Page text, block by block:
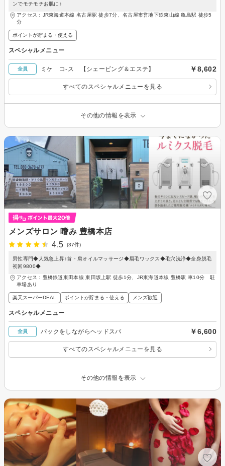
ンでモチモチお肌に♪
アクセス：JR東海道本線 名古屋駅 徒歩7分、名古屋市営地下鉄東山線 亀島駅 徒歩5
分
ポイントが貯まる・使える
スペシャルメニュー
全員 ミケ コ-ス 【シェービング＆エステ】 ￥8,602
すべてのスペシャルメニューを見る
その他の情報を表示
メンズサロン 嗜み 豊橋本店
4.5
(37件)
男性専門◆人気急上昇♪首・肩オイルマッサージ◆眉毛ワックス◆毛穴洗浄◆全身脱毛
初回9800◆
アクセス：豊橋鉄道東田本線 東田坂上駅 徒歩1分、JR東海道本線 豊橋駅 車10分 駐
車場あり
楽天スーパーDEAL ポイントが貯まる・使える メンズ歓迎
スペシャルメニュー
全員 パックをしながらヘッドスパ ￥6,600
すべてのスペシャルメニューを見る
その他の情報を表示